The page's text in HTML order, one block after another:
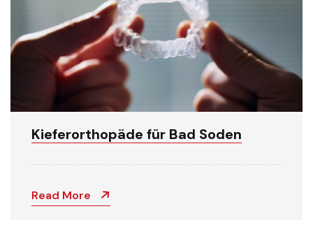
Kieferorthopäde für Bad Soden
Read More